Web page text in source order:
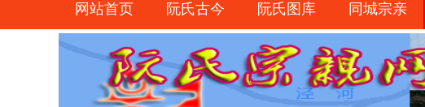
快捷导航
网站首页 阮氏古今 阮氏图库 同城宗亲
网上祭祀 排行榜 导读